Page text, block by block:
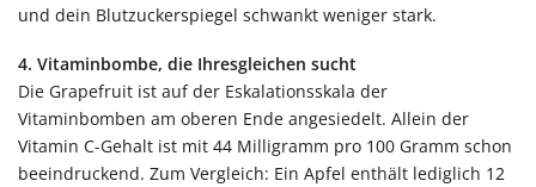
und dein Blutzuckerspiegel schwankt weniger stark.
4. Vitaminbombe, die Ihresgleichen sucht
Die Grapefruit ist auf der Eskalationsskala der
Vitaminbomben am oberen Ende angesiedelt. Allein der
Vitamin C-Gehalt ist mit 44 Milligramm pro 100 Gramm schon
beeindruckend. Zum Vergleich: Ein Apfel enthält lediglich 12